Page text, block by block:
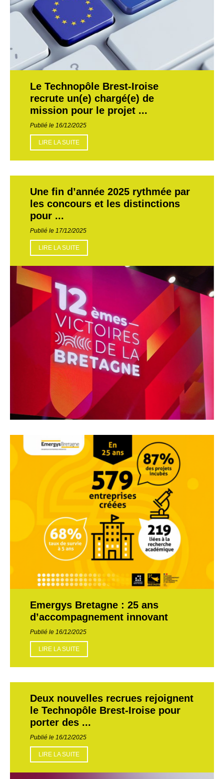
Le Technopôle Brest-Iroise
recrute un(e) chargé(e) de
mission pour le projet ...
Publié le 16/12/2025
LIRE LA SUITE
Une fin d’année 2025 rythmée par
les concours et les distinctions
pour ...
Publié le 17/12/2025
LIRE LA SUITE
Emergys Bretagne : 25 ans
d’accompagnement innovant
Publié le 16/12/2025
LIRE LA SUITE
Deux nouvelles recrues rejoignent
le Technopôle Brest-Iroise pour
porter des ...
Publié le 16/12/2025
LIRE LA SUITE